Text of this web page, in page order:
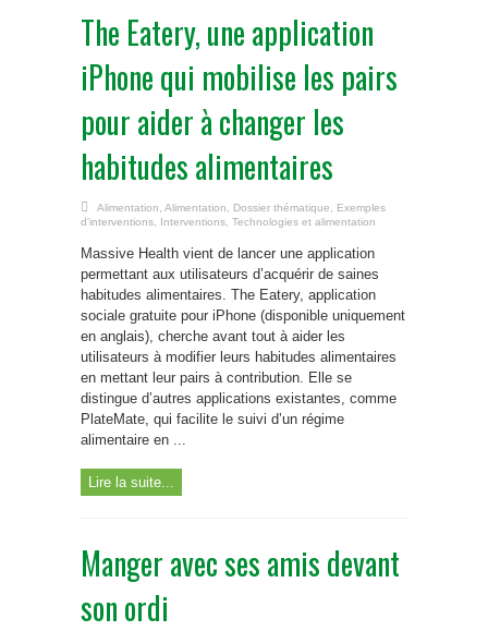
The Eatery, une application
iPhone qui mobilise les pairs
pour aider à changer les
habitudes alimentaires
Alimentation Alimentation Dossier thématique
Exemples
d'interventions
Interventions Technologies et alimentation
Massive Health vient de lancer une application
permettant aux utilisateurs d’acquérir de saines
habitudes alimentaires. The Eatery, application
sociale gratuite pour iPhone (disponible uniquement
en anglais), cherche avant tout à aider les
utilisateurs à modifier leurs habitudes alimentaires
en mettant leur pairs à contribution. Elle se
distingue d’autres applications existantes, comme
PlateMate, qui facilite le suivi d’un régime
alimentaire en ...
Lire la suite...
Manger avec ses amis devant
son ordi